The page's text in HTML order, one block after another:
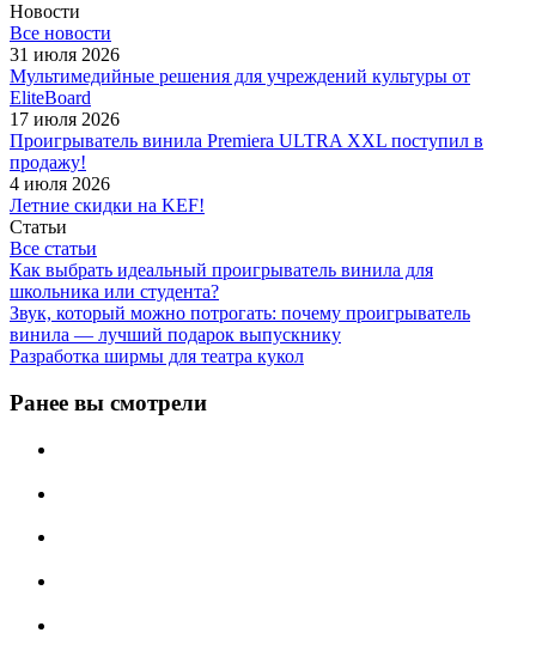
Новости
Все новости
31 июля 2026
Мультимедийные решения для учреждений культуры от
EliteBoard
17 июля 2026
Проигрыватель винила Premiera ULTRA XXL поступил в
продажу!
4 июля 2026
Летние скидки на KEF!
Статьи
Все статьи
Как выбрать идеальный проигрыватель винила для
школьника или студента?
Звук, который можно потрогать: почему проигрыватель
винила — лучший подарок выпускнику
Разработка ширмы для театра кукол
Ранее вы смотрели